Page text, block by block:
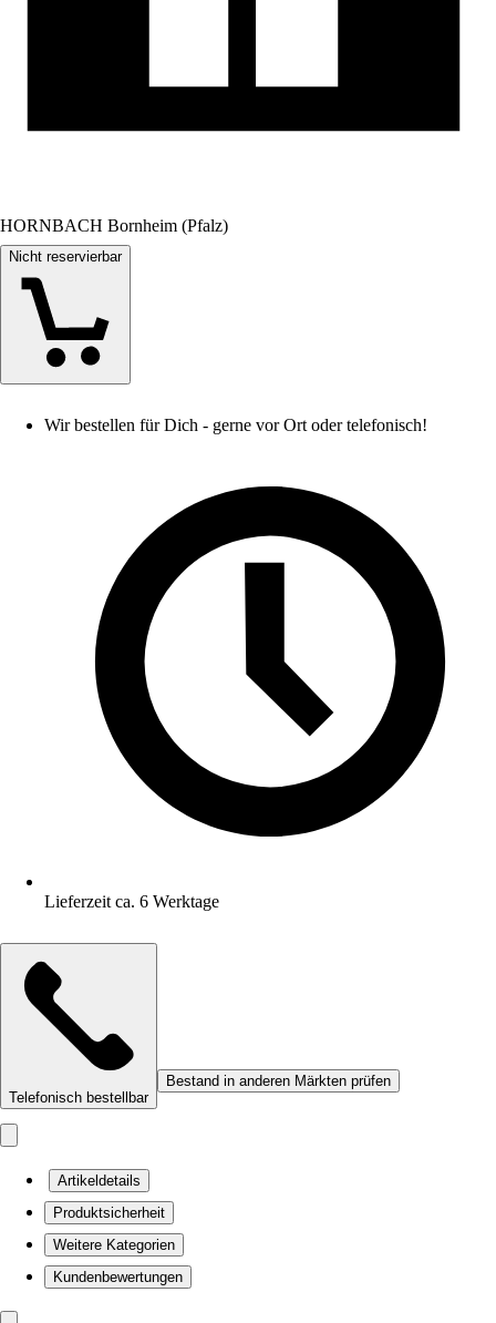
HORNBACH Bornheim (Pfalz)
Nicht reservierbar
Wir bestellen für Dich - gerne vor Ort oder telefonisch!
Lieferzeit ca. 6 Werktage
Telefonisch bestellbar
Bestand in anderen Märkten prüfen
Artikeldetails
Produktsicherheit
Weitere Kategorien
Kundenbewertungen